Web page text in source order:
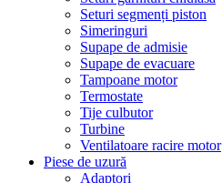
Seturi segmenți piston
Simeringuri
Supape de admisie
Supape de evacuare
Tampoane motor
Termostate
Tije culbutor
Turbine
Ventilatoare racire motor
Piese de uzură
Adaptori